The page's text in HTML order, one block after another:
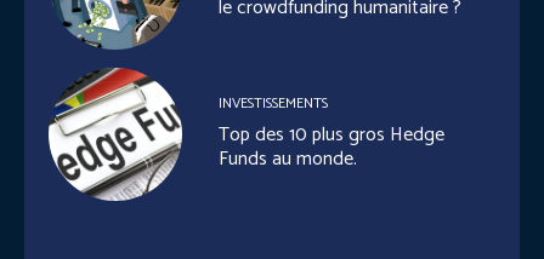
le crowdfunding humanitaire ?
INVESTISSEMENTS
Top des 10 plus gros Hedge
Funds au monde.